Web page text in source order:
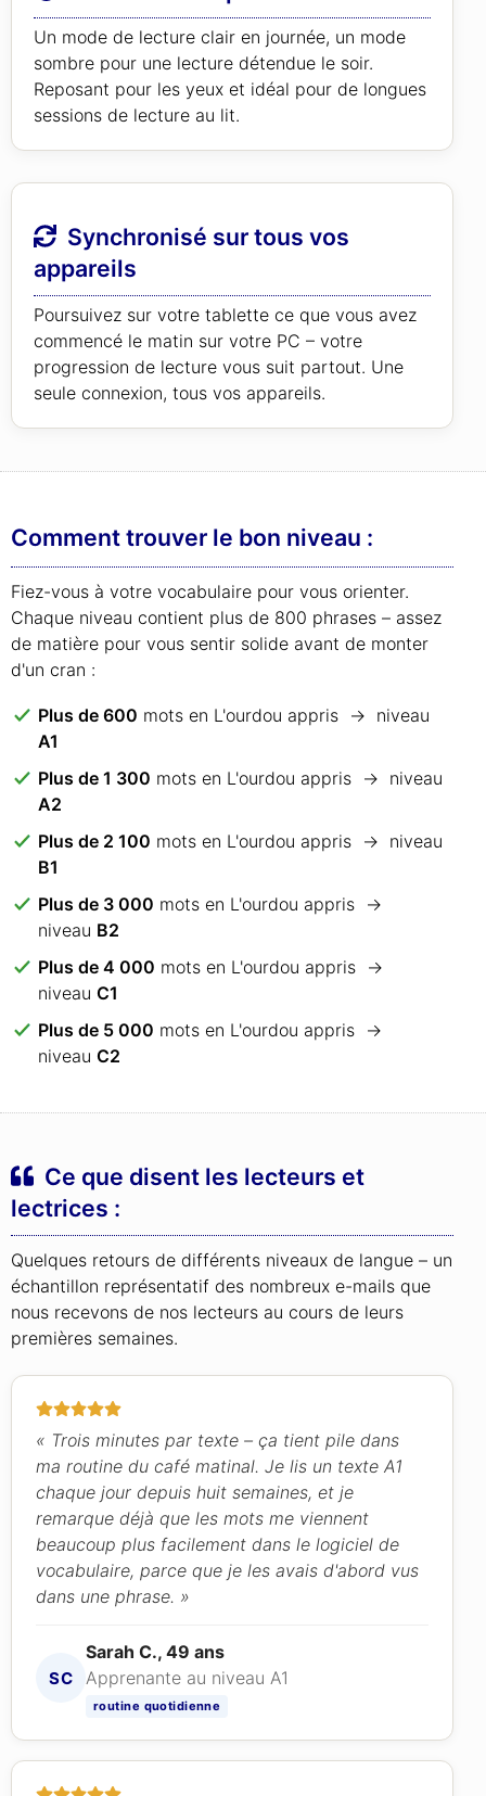
Un mode de lecture clair en journée, un mode
sombre pour une lecture détendue le soir.
Reposant pour les yeux et idéal pour de longues
sessions de lecture au lit.
Synchronisé sur tous vos
appareils
Poursuivez sur votre tablette ce que vous avez
commencé le matin sur votre PC – votre
progression de lecture vous suit partout. Une
seule connexion, tous vos appareils.
Comment trouver le bon niveau :
Fiez-vous à votre vocabulaire pour vous orienter.
Chaque niveau contient plus de 800 phrases – assez
de matière pour vous sentir solide avant de monter
d'un cran :
Plus de 600 mots en L'ourdou appris → niveau
A1
Plus de 1 300 mots en L'ourdou appris → niveau
A2
Plus de 2 100 mots en L'ourdou appris → niveau
B1
Plus de 3 000 mots en L'ourdou appris →
niveau B2
Plus de 4 000 mots en L'ourdou appris →
niveau C1
Plus de 5 000 mots en L'ourdou appris →
niveau C2
Ce que disent les lecteurs et
lectrices :
Quelques retours de différents niveaux de langue – un
échantillon représentatif des nombreux e-mails que
nous recevons de nos lecteurs au cours de leurs
premières semaines.
« Trois minutes par texte – ça tient pile dans
ma routine du café matinal. Je lis un texte A1
chaque jour depuis huit semaines, et je
remarque déjà que les mots me viennent
beaucoup plus facilement dans le logiciel de
vocabulaire, parce que je les avais d'abord vus
dans une phrase. »
SC
Sarah C., 49 ans
Apprenante au niveau A1
routine quotidienne